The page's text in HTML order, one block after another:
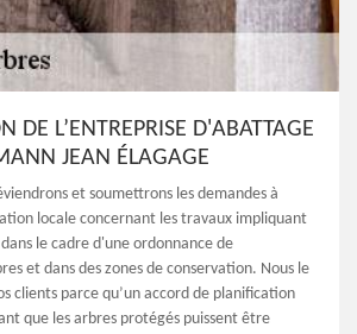
DE L’ENTREPRISE D'ABATTAGE
JEAN ÉLAGAGE
et soumettrons les demandes à
locale concernant les travaux impliquant
le cadre d'une ordonnance de
et dans des zones de conservation. Nous le
clients parce qu’un accord de planification
que les arbres protégés puissent être